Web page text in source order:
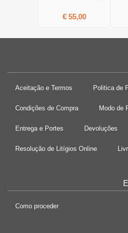
€ 55,00
Aceitação e Termos Politica de
Condições de Compra Modo de
Entrega e Portes Devoluções
Resolução de Litígios Online
Como proceder